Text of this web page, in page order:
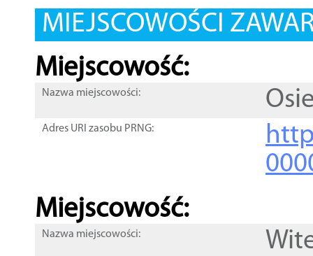
MIEJSCOWOŚCI
Miejscowość:
Nazwa miejscowości:
Adres URI zasobu PRNG:
Miejscowość:
Nazwa miejscowości: